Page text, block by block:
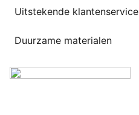
Taalkeuze
Uitstekende klantenservice
Duurzame materialen